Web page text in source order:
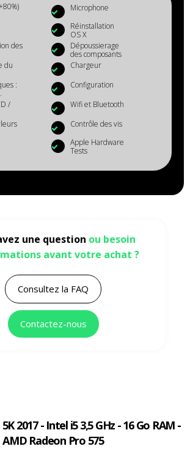
Microphone
Réinstallation
OS X
des
Dépoussierage
des composants
du
Chargeur
:
Configuration
/
Wifi et Bluetooth
Contrôle des vis
Apple Hardware
Tests
une question ou besoin
avant votre achat ?
Consultez la FAQ
Contactez-nous
2017 - Intel i5 3,5 GHz - 16 Go RAM -
AMD Radeon Pro 575